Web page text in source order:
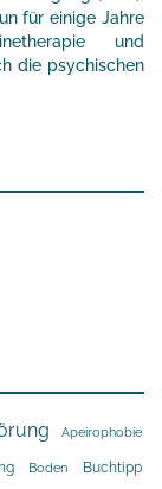
für einige Jahre
und
die psychischen
Apeirophobie
Boden Buchtipp